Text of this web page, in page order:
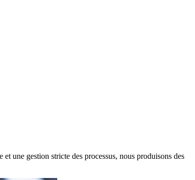
une gestion stricte des processus, nous produisons des